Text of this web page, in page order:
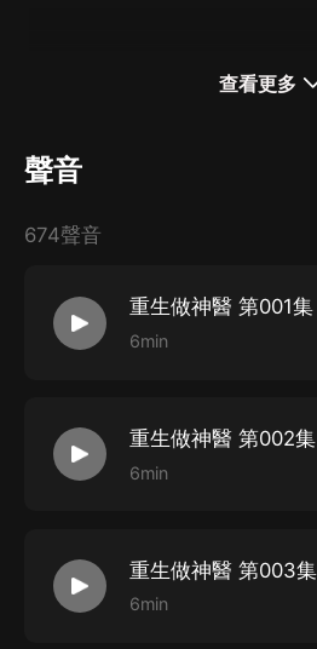
查看更多
聲音
674聲音
重生做神醫 第001集
6min
重生做神醫 第002集
6min
重生做神醫 第003集
6min